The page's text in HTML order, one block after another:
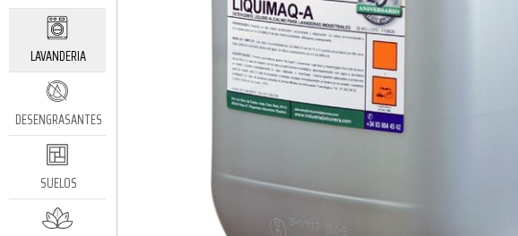
LAVANDERIA
DESENGRASANTES
SUELOS